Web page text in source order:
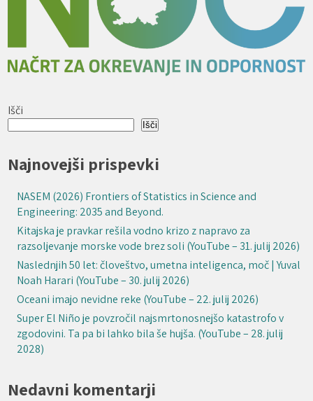
Išči
Išči
Najnovejši prispevki
NASEM (2026) Frontiers of Statistics in Science and
Engineering: 2035 and Beyond.
Kitajska je pravkar rešila vodno krizo z napravo za
razsoljevanje morske vode brez soli (YouTube – 31. julij 2026)
Naslednjih 50 let: človeštvo, umetna inteligenca, moč | Yuval
Noah Harari (YouTube – 30. julij 2026)
Oceani imajo nevidne reke (YouTube – 22. julij 2026)
Super El Niño je povzročil najsmrtonosnejšo katastrofo v
zgodovini. Ta pa bi lahko bila še hujša. (YouTube – 28. julij
2028)
Nedavni komentarji